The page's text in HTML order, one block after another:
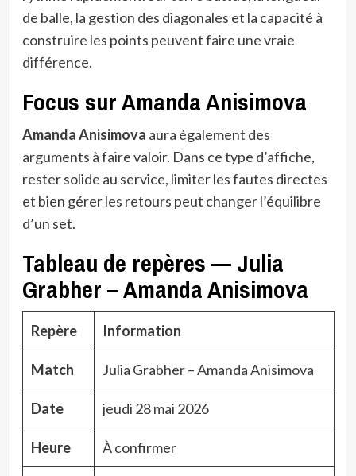
de balle, la gestion des diagonales et la capacité à
construire les points peuvent faire une vraie
différence.
Focus sur Amanda Anisimova
Amanda Anisimova aura également des
arguments à faire valoir. Dans ce type d’affiche,
rester solide au service, limiter les fautes directes
et bien gérer les retours peut changer l’équilibre
d’un set.
Tableau de repères — Julia
Grabher – Amanda Anisimova
Repère Information
Match Julia Grabher – Amanda Anisimova
Date jeudi 28 mai 2026
Heure À confirmer